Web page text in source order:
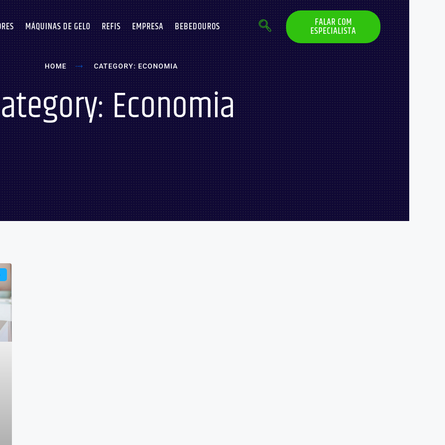
MÁQUINAS DE GELO REFIS EMPRESA BEBEDOUROS FALAR COM
ESPECIALISTA
HOME CATEGORY: ECONOMIA
Economia